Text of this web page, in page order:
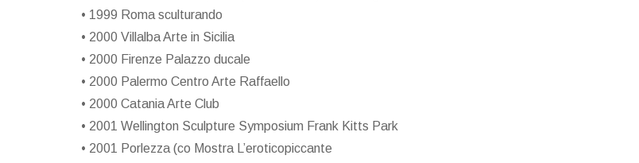
• 1999 Roma sculturando
• 2000 Villalba Arte in Sicilia
• 2000 Firenze Palazzo ducale
• 2000 Palermo Centro Arte Raffaello
• 2000 Catania Arte Club
• 2001 Wellington Sculpture Symposium Frank Kitts Park
• 2001 Porlezza (co Mostra L’eroticopiccante